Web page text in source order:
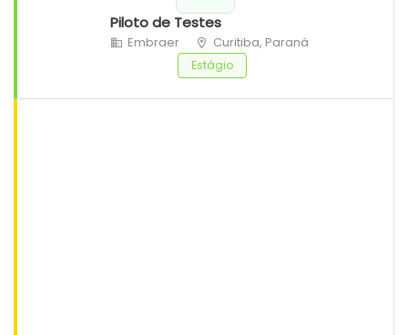
Piloto de Testes
Embraer Curitiba, Paraná
Estágio